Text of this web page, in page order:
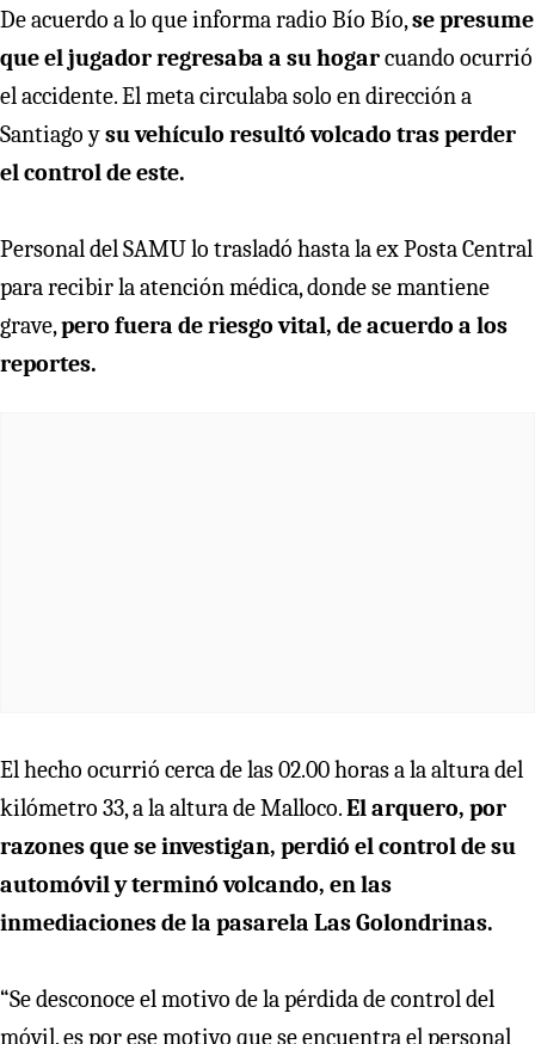
De acuerdo a lo que informa radio Bío Bío,se presume
que el jugador regresaba a su hogarcuando ocurrió
el accidente. El meta circulaba solo en dirección a
Santiago ysu vehículo resultó volcado tras perder
el control de este.
Personal del SAMU lo trasladó hasta la ex Posta Central
para recibir la atención médica, donde se mantiene
grave,pero fuera de riesgo vital, de acuerdo a los
reportes.
El hecho ocurrió cerca de las 02.00 horas a la altura del
kilómetro 33, a la altura de Malloco.El arquero, por
razones que se investigan, perdió el control de su
automóvil y terminó volcando, en las
inmediaciones de la pasarela Las Golondrinas.
“Se desconoce el motivo de la pérdida de control del
móvil, es por ese motivo que se encuentra el personal